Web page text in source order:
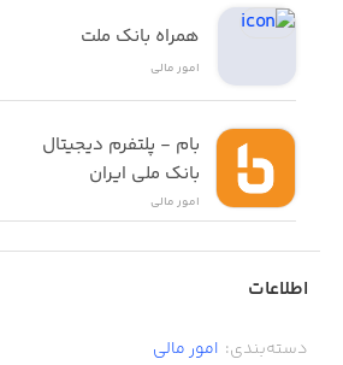
همراه بانک ملت
امور ‌مالی
بانک ملی ایران
امور ‌مالی
اطلاعات
دسته‌بندی: امور ‌مالی